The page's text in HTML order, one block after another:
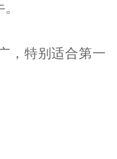
，特别适合第一